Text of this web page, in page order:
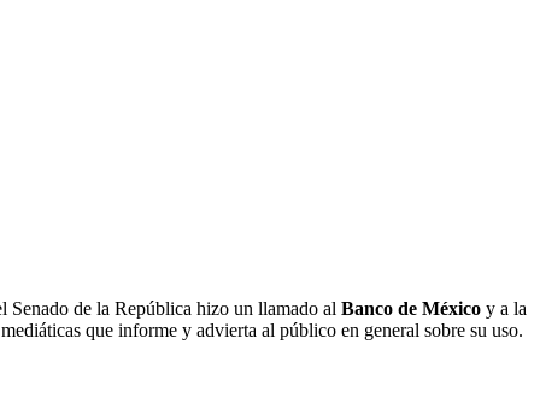
Senado de la República hizo un llamado al Banco de México y a la
que informe y advierta al público en general sobre su uso.